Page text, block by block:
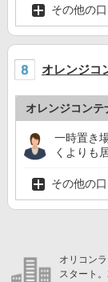
その他の
オレンジコ
オレンジコンテ
一時置き
くよりも
その他の
オリコン
スタート